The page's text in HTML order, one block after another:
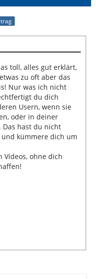
des Jahres 2004
Raider 2 inklusive
die PS1 auf einem
feststellte handelte es
um eine mit einem
von TR2!
logischerweise nicht
das Spiel selbst
und habe mich
alle Level und Waffen
freigeschalten
bei 11-jährigen so
ausversehen den
Memory Card gelöscht
übrig und ich
das erste Level
man sich daran
toll, alles gut erklärt,
zu oft aber das
Nur was ich nicht
du dich
Usern, wenn sie
oder in deiner
Das hast du nicht
kümmere dich um
Videos, ohne dich